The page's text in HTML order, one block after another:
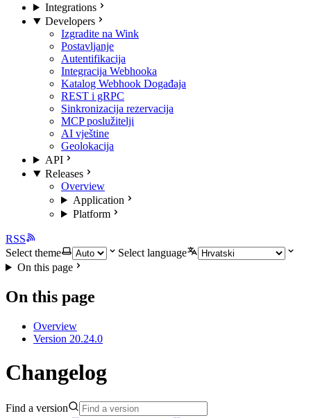
Integrations
Developers
Izgradite na Wink
Postavljanje
Autentifikacija
Integracija Webhooka
Katalog Webhook Događaja
REST i gRPC
Sinkronizacija rezervacija
MCP poslužitelji
AI vještine
Geolokacija
API
Releases
Overview
Application
Platform
RSS
Select theme
Select language
On this page
On this page
Overview
Version 20.24.0
Changelog
Find a version